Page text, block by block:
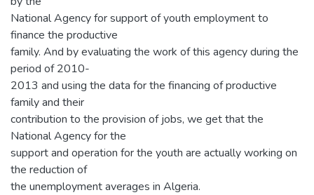
National Agency for support of youth employment to
finance the productive
family. And by evaluating the work of this agency during the
period of 2010-
2013 and using the data for the financing of productive
family and their
contribution to the provision of jobs, we get that the
National Agency for the
support and operation for the youth are actually working on
the reduction of
the unemployment averages in Algeria.